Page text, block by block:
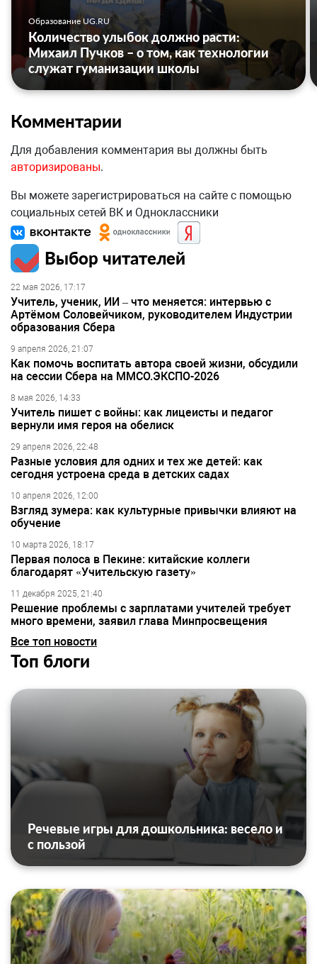
Образование UG.RU
Количество улыбок должно расти:
Михаил Пучков – о том, как технологии
служат гуманизации школы
Комментарии
Для добавления комментария вы должны быть
авторизированы.
Вы можете зарегистрироваться на сайте с помощью
социальных сетей ВК и Одноклассники
Выбор читателей
22 мая 2026, 17:17
Учитель, ученик, ИИ – что меняется: интервью с
Артёмом Соловейчиком, руководителем Индустрии
образования Сбера
9 апреля 2026, 21:07
Как помочь воспитать автора своей жизни, обсудили
на сессии Сбера на ММСО.ЭКСПО-2026
8 мая 2026, 14:33
Учитель пишет с войны: как лицеисты и педагог
вернули имя героя на обелиск
29 апреля 2026, 22:48
Разные условия для одних и тех же детей: как
сегодня устроена среда в детских садах
10 апреля 2026, 12:00
Взгляд зумера: как культурные привычки влияют на
обучение
10 марта 2026, 18:17
Первая полоса в Пекине: китайские коллеги
благодарят «Учительскую газету»
11 декабря 2025, 21:40
Решение проблемы с зарплатами учителей требует
много времени, заявил глава Минпросвещения
Все топ новости
Топ блоги
Речевые игры для дошкольника: весело и
с пользой